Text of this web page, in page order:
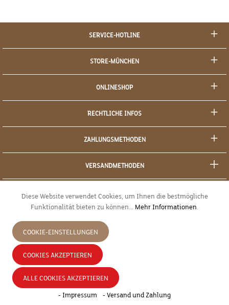
SERVICE-HOTLINE
STORE-MÜNCHEN
ONLINESHOP
RECHTLICHE INFOS
ZAHLUNGSMETHODEN
VERSANDMETHODEN
JETZT WIDERRUFEN
* Alle Preise inkl. gesetzl. Mehrwertsteuer zzgl.
Nachnahmegebühren, wenn nicht anders angegeben.
Diese Website verwendet Cookies, um Ihnen die bestmögliche
Funktionalität bieten zu können... Mehr Informationen.
COOKIE-EINSTELLUNGEN
COOKIES AKZEPTIEREN
ALLE COOKIES AKZEPTIEREN
- Impressum - Versand und Zahlung